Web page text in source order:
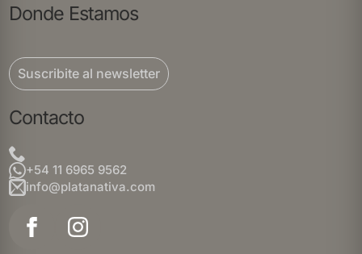
Donde Estamos
Suscribite al newsletter
Contacto
+54 11 6965 9562
info@platanativa.com